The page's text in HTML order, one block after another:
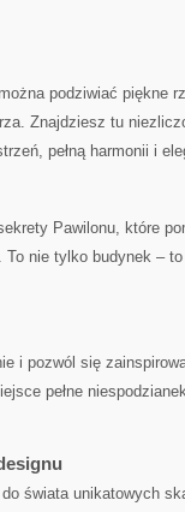
podziwiać piękne
Znajdziesz tu
pełną harmonii i
Pawilonu, które
nie tylko budynek –
i ‌pozwól się
pełne
⁣świata unikatowych